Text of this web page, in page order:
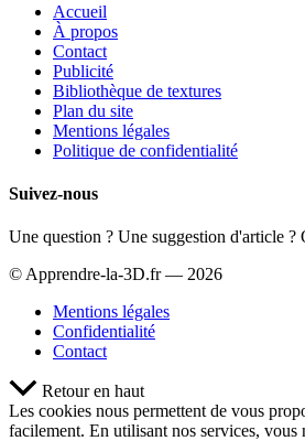
Accueil
À propos
Contact
Publicité
Bibliothèque de textures
Plan du site
Mentions légales
Politique de confidentialité
Suivez-nous
Une question ? Une suggestion d'article ?
© Apprendre-la-3D.fr — 2026
Mentions légales
Confidentialité
Contact
Retour en haut
Les cookies nous permettent de vous
facilement. En utilisant nos services, vous